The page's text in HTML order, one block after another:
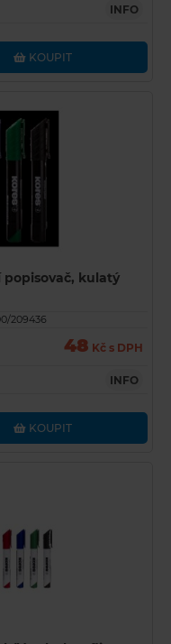
INFO
KOUPIT
popisovač, kulatý
209436
48 Kč s DPH
INFO
KOUPIT